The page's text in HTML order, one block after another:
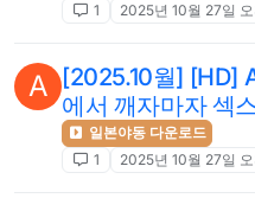
1
2025년 10월 27일 오
A [2025.10월] [HD]
에서 깨자마자 섹
일본야동 다운로드
1
2025년 10월 27일 오